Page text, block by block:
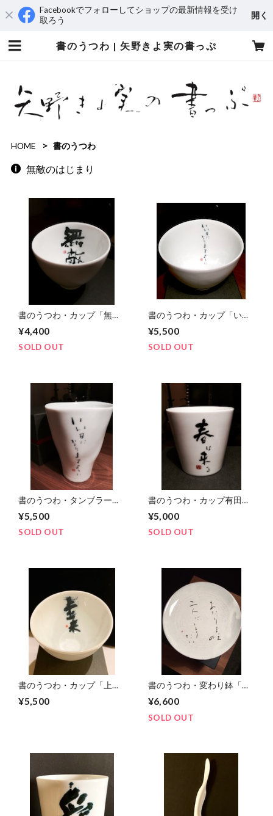
Facebookでフォローしてショップの最新情報を受け
取ろう
開く
書のうつわ | 矢野きよ実の書っぷ
HOME 書のうつわ
無敵のはじまり
書のうつわ・カップ「無
¥4,400
SOLD OUT
書のうつわ・カップ「いい
¥5,500
SOLD OUT
書のうつわ・タンブラー
に」
¥5,500
SOLD OUT
書のうつわ・カップ有田焼
¥5,000
SOLD OUT
書のうつわ・カップ「上出
¥5,500
書のうつわ・変わり鉢「あ
い」
¥6,600
SOLD OUT